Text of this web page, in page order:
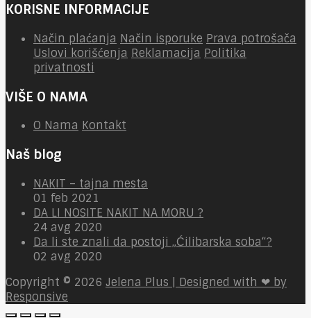
KORISNE INFORMACIJE
Način plaćanja Način isporuke Prava potrošača
Uslovi korišćenja Reklamacija Politika
privatnosti
VIŠE O NAMA
O Nama Kontakt
Naš blog
NAKIT – tajna mesta
01 feb 2021
DA LI NOSITE NAKIT NA MORU ?
24 avg 2020
Da li ste znali da postoji „Ćilibarska soba“?
02 avg 2020
Copyright © 2026 Jelena Plus | Designed with ❤ by
Responsive